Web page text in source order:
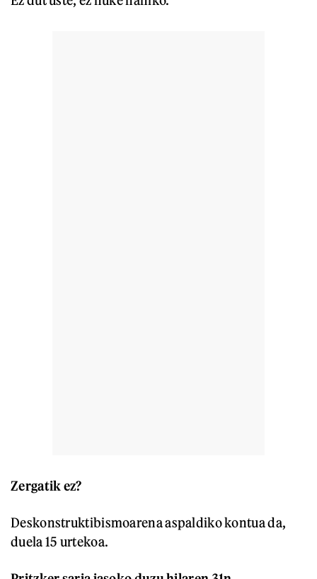
Zergatik ez?
Deskonstruktibismoarena aspaldiko kontua da,
duela 15 urtekoa.